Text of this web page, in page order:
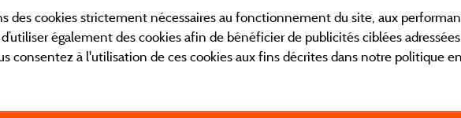
des cookies strictement nécessaires au fonctionnement du site, aux
également des cookies afin de bénéficier de publicités ciblées
consentez à l'utilisation de ces cookies aux fins décrites dans notre politique